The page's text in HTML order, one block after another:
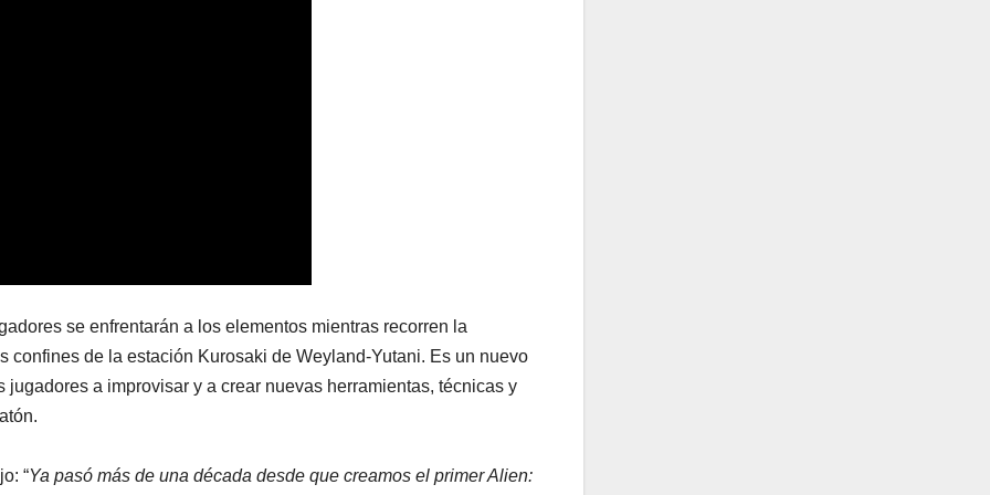
se enfrentarán a los elementos mientras recorren la
de la estación Kurosaki de Weyland-Yutani. Es un nuevo
a improvisar y a crear nuevas herramientas, técnicas y
“Ya pasó más de una década desde que creamos el primer Alien: